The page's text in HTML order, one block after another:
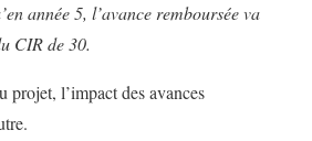
année 5, l’avance remboursée va
CIR de 30.
projet, l’impact des avances